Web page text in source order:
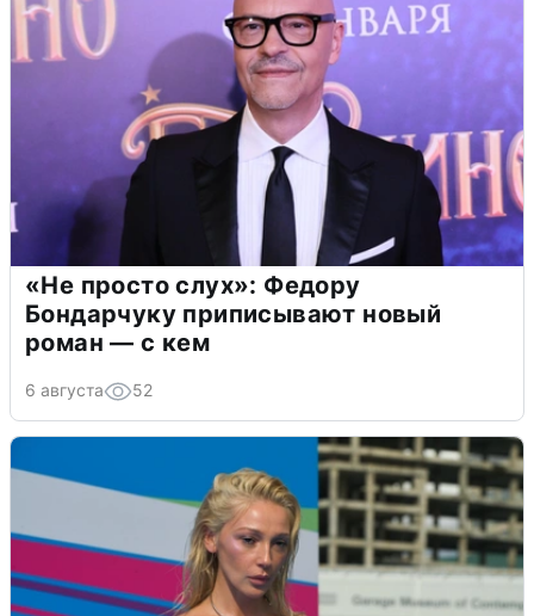
«Не просто слух»: Федору
Бондарчуку приписывают новый
роман — с кем
6 августа 52